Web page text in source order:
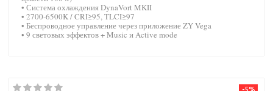
• Система охлаждения DynaVort MKII
• 2700-6500K / CRI≥95, TLCI≥97
• Беспроводное управление через приложение ZY Vega
• 9 световых эффектов + Music и Active mode
-5%